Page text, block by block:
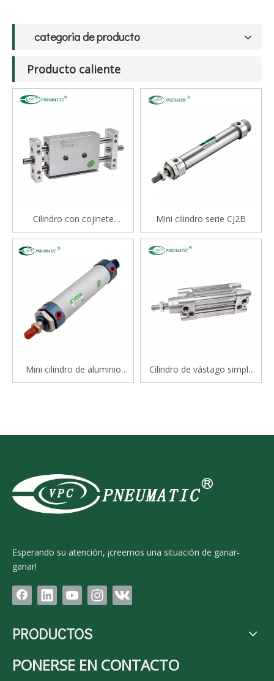
categoria de producto
Producto caliente
Cilindro con cojinete
deslizante tipo varilla doble
serie STM
Mini cilindro serie CJ2B
Mini cilindro de aluminio
serie Mal
Cilindro de vástago simple
estándar de doble efecto
Esperando su atención, ¡creemos una situación de ganar-
ganar!
PRODUCTOS
PONERSE EN CONTACTO